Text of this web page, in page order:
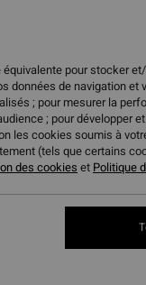
pour stocker
données de navigation et
; pour mesurer la
; pour développer
les cookies soumis à
(tels que certains
des cookies et Politique